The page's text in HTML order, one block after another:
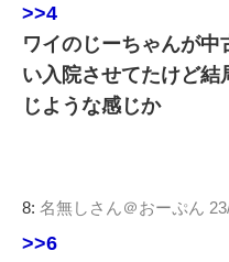
>>4
ワイのじーちゃんが中
い入院させてたけど結
じような感じか
8: 名無しさん＠おーぷん
>>6